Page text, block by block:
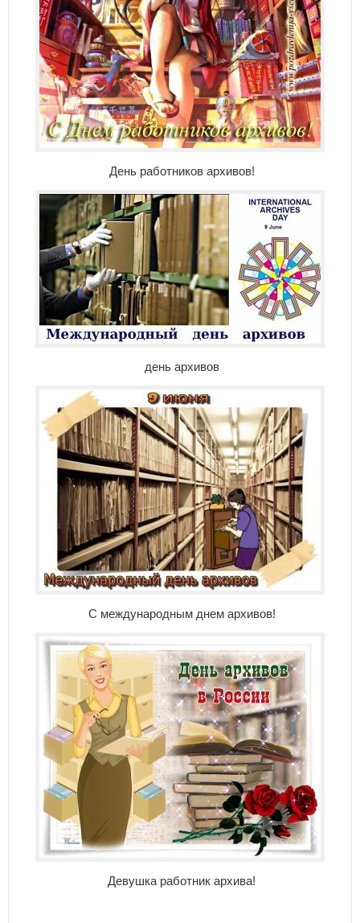
День работников архивов!
день архивов
С международным днем архивов!
Девушка работник архива!